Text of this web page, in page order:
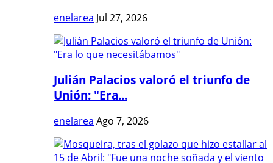
enelarea Jul 27, 2026
Julián Palacios valoró el triunfo de
Unión: "Era...
enelarea Ago 7, 2026